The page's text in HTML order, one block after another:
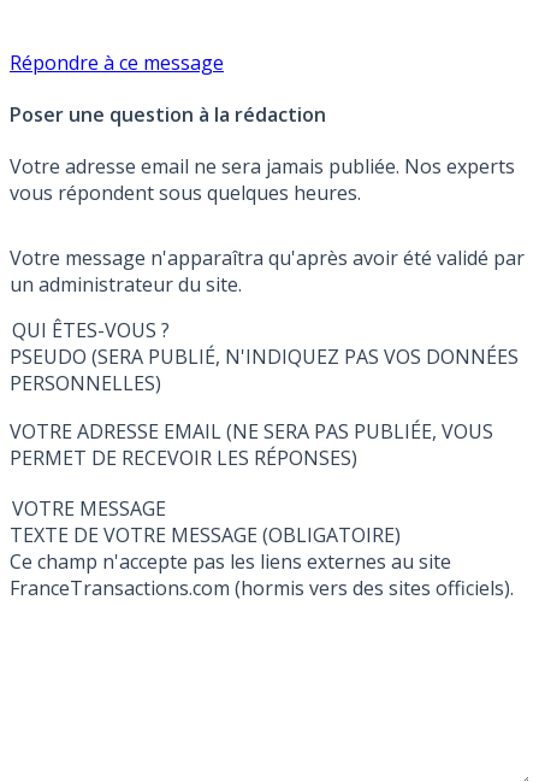
Répondre à ce message
Poser une question à la rédaction
Votre adresse email ne sera jamais publiée. Nos experts
vous répondent sous quelques heures.
Votre message n'apparaîtra qu'après avoir été validé par
un administrateur du site.
QUI ÊTES-VOUS ?
PSEUDO (SERA PUBLIÉ, N'INDIQUEZ PAS VOS DONNÉES
PERSONNELLES)
VOTRE ADRESSE EMAIL (NE SERA PAS PUBLIÉE, VOUS
PERMET DE RECEVOIR LES RÉPONSES)
VOTRE MESSAGE
TEXTE DE VOTRE MESSAGE (OBLIGATOIRE)
Ce champ n'accepte pas les liens externes au site
FranceTransactions.com (hormis vers des sites officiels).